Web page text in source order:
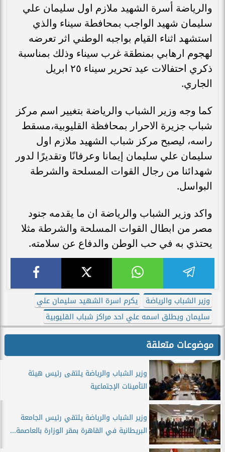
والرياضة أسرة الشهيد ملازم اول سليمان علي
سليمان شهيد الواجب بمحافطة سيناء والذي
استشهد اثناء القيام بواجبه الوطني اثر تعرضه
لهجوم ارهابي بمنطقة غرب سيناء وذلك بمناسبة
ذكري احتفالات عيد تحرير سيناء ٢٥ ابريل
الجاري.
كما وجه وزير الشباب والرياضة بتغيير اسم مركز
شباب جزيرة الاحرار بمحافظة القليوبية،مسقط
راسه، ليصبح مركز شباب الشهيد ملازم اول
سليمان علي سليمان إيمانا وعرفانًا وتقديرًا لدور
شهدائنا من رجال القوات المسلحة والشرطة
البواسل.
واكد وزير الشباب والرياضة ان ما يقدمه جنود
مصر من ابطال القوات المسلحة والشرطة مثلا
يحتذي به في حب الوطن والدفاع عن سلامته.
وزير الشباب والرياضة
يكرم اسرة الشهيد سليمان علي
سليمان ويطلق اسمه علي احد مراكز شباب القليوبية
موضوعات متعلقة
وزير الشباب والرياضة يلتقى رئيس هيئة
التأمينات الإجتماعية
وزير الشباب والرياضة يلتقي رئيس الجامعة
البريطانية في القاهرة بمقر الوزارة بالعاصمة...